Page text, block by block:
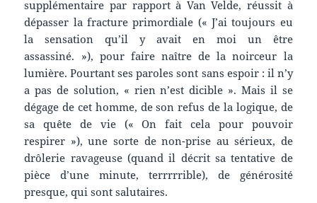
supplémentaire par rapport à Van Velde, réussit à
dépasser la fracture primordiale (« J’ai toujours eu
la sensation qu’il y avait en moi un être
assassiné. »), pour faire naître de la noirceur la
lumière. Pourtant ses paroles sont sans espoir : il n’y
a pas de solution, « rien n’est dicible ». Mais il se
dégage de cet homme, de son refus de la logique, de
sa quête de vie (« On fait cela pour pouvoir
respirer »), une sorte de non-prise au sérieux, de
drôlerie ravageuse (quand il décrit sa tentative de
pièce d’une minute, terrrrrible), de générosité
presque, qui sont salutaires.